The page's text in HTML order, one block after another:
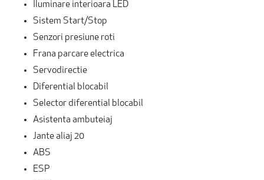
Iluminare interioara LED
Sistem Start/Stop
Senzori presiune roti
Frana parcare electrica
Servodirectie
Diferential blocabil
Selector diferential blocabil
Asistenta ambuteiaj
Jante aliaj 20
ABS
ESP